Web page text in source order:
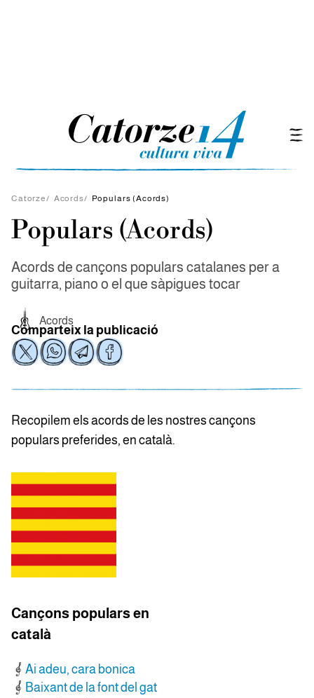
Catorze/ Acords/ Populars (Acords)
Populars (Acords)
Acords de cançons populars catalanes per a
guitarra, piano o el que sàpigues tocar
Acords
Comparteix la publicació
Recopilem els acords de les nostres cançons
populars preferides, en català.
Cançons populars en
català
Ai adeu, cara bonica
Baixant de la font del gat